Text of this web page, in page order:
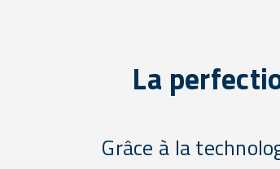
La
Grâce à la